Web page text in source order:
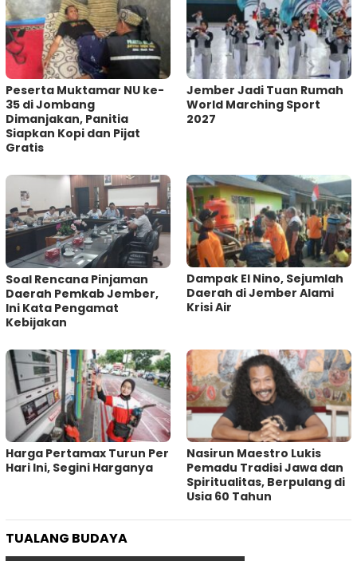
Peserta Muktamar NU ke-
35 di Jombang
Dimanjakan, Panitia
Siapkan Kopi dan Pijat
Gratis
Jember Jadi Tuan Rumah
World Marching Sport
2027
‎Soal Rencana Pinjaman
Daerah Pemkab Jember,
Ini Kata Pengamat
Kebijakan ‎
Dampak El Nino, Sejumlah
Daerah di Jember Alami
Krisi Air
Harga Pertamax Turun Per
Hari Ini, Segini Harganya
‎Nasirun Maestro Lukis
Pemadu Tradisi Jawa dan
Spiritualitas, Berpulang di
Usia 60 Tahun
TUALANG BUDAYA